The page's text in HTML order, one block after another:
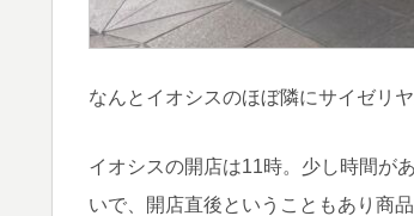
なんとイオシスのほぼ隣にサイゼリ
イオシスの開店は11時。少し時間が
いで、開店直後ということもあり商